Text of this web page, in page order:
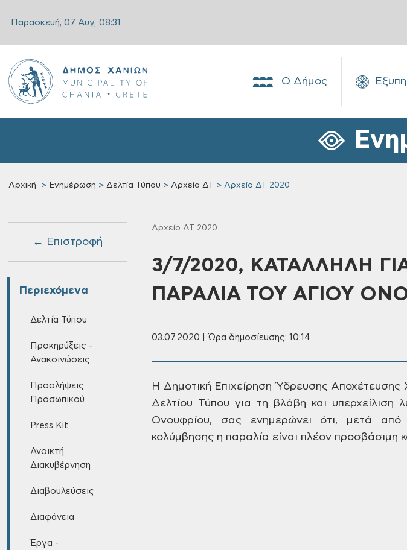
Παρασκευή, 07 Αυγ, 08:31
Ο Δήμος
Αρχική Ενημέρωση Δελτία Τύπου Αρχεία ΔΤ Αρχείο ΔΤ 2020
← Επιστροφή
Περιεχόμενα
Δελτία Τύπου
Προκηρύξεις -
Ανακοινώσεις
Προσλήψεις
Προσωπικού
Press Kit
Ανοικτή
Διακυβέρνηση
Διαβουλεύσεις
Διαφάνεια
Έργα -
Αρχείο ΔΤ 2020
3/7/2020, KATAΛΛΗΛΗ
ΠΑΡΑΛΙΑ ΤΟΥ ΑΓΙΟΥ
03.07.2020 | Ώρα δημοσίευσης: 10:14
Η Δημοτική Επιχείρηση Ύδρευσης Αποχέτευσης
Δελτίου Τύπου για τη βλάβη και υπερχείλιση
Ονουφρίου, σαςενημερώνει ότι, μετά από
κολύμβησης η παραλία είναι πλέον προσβάσιμη